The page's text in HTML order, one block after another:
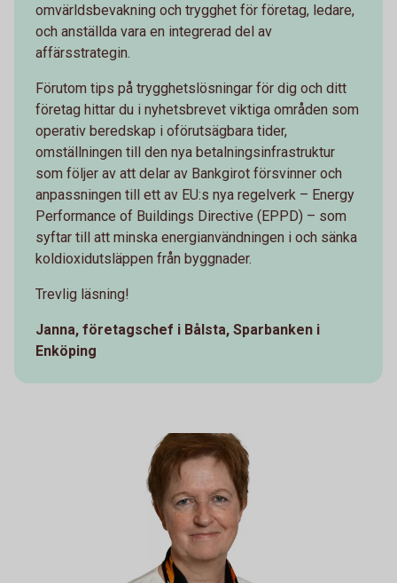
omvärldsbevakning och trygghet för företag, ledare,
och anställda vara en integrerad del av
affärsstrategin.
Förutom tips på trygghetslösningar för dig och ditt
företag hittar du i nyhetsbrevet viktiga områden som
operativ beredskap i oförutsägbara tider,
omställningen till den nya betalningsinfrastruktur
som följer av att delar av Bankgirot försvinner och
anpassningen till ett av EU:s nya regelverk – Energy
Performance of Buildings Directive (EPPD) – som
syftar till att minska energianvändningen i och sänka
koldioxidutsläppen från byggnader.
Trevlig läsning!
Janna, företagschef i Bålsta, Sparbanken i
Enköping